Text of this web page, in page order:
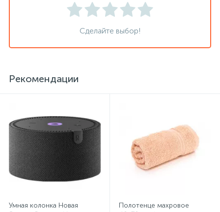
Сделайте выбор!
Рекомендации
Умная колонка Новая
Полотенце махровое
Сейфы мебельные
Системы хранения
Стеллажи